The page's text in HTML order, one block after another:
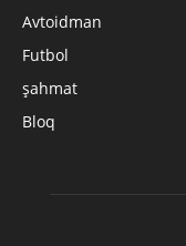
Avtoidman
Futbol
şahmat
Bloq